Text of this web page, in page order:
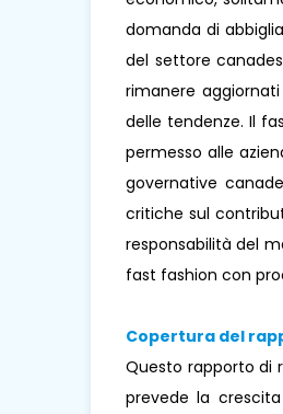
domanda di
del settore
rimanere
delle tendenze. Il
permesso alle
governative
critiche sul
responsabilità del
fast fashion con
Copertura del
Questo rapporto di
prevede la